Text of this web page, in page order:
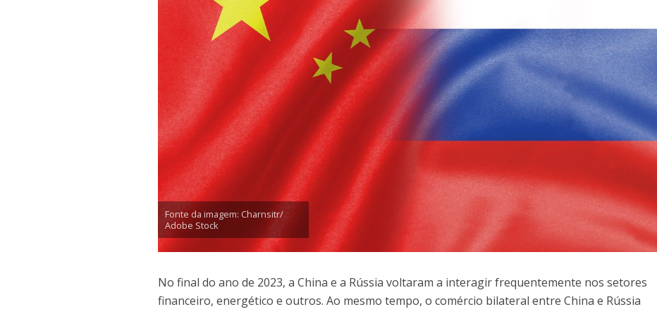
Fonte da imagem: Charnsitr/
Adobe Stock
No final do ano de 2023, a China e a Rússia voltaram a interagir frequentemente nos setores
financeiro, energético e outros. Ao mesmo tempo, o comércio bilateral entre China e Rússia